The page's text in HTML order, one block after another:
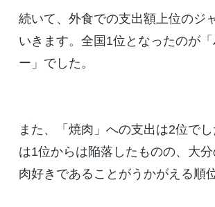
続いて、外食での支出額上位のジ
いきます。全国1位となったのが
ー」でした。
また、「焼肉」への支出は2位でし
は1位からは陥落したものの、大
肉好きであることがうかがえる順